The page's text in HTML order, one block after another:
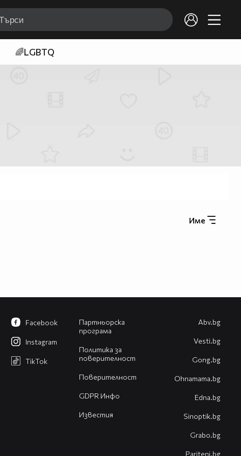
🌈LGBTQ
Име
Партньорска
програма
Политика за
поверителност
Поверителност
GDPR Инфо
Известия
Facebook
Instagram
TikTok
Abv.bg
Vesti.bg
Gong.bg
Оhnamama.bg
Edna.bg
Sinoptik.bg
Grabo.bg
Pariteni.bg